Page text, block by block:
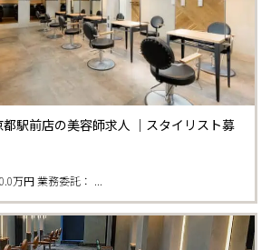
駅前店の美容師求人 ｜スタイリスト募
万円 業務委託： ...